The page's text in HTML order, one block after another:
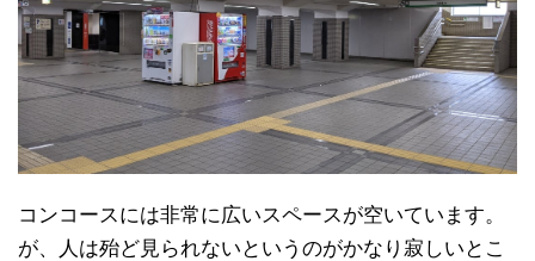
コンコースには非常に広いスペースが空いています。
が、人は殆ど見られないというのがかなり寂しいとこ